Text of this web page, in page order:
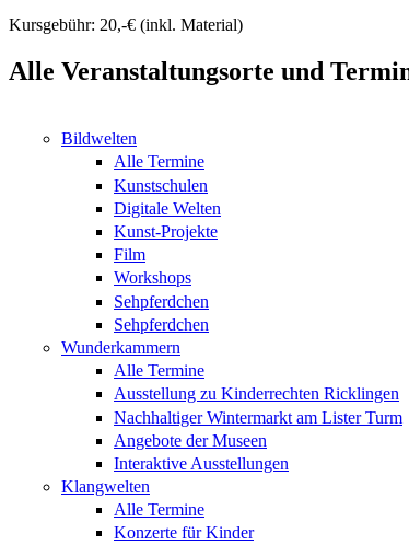
Kursgebühr: 20,-€ (inkl. Material)
Alle Veranstaltungsorte und
Bildwelten
Alle Termine
Kunstschulen
Digitale Welten
Kunst-Projekte
Film
Workshops
Sehpferdchen
Sehpferdchen
Wunderkammern
Alle Termine
Ausstellung zu Kinderrechten Ricklingen
Nachhaltiger Wintermarkt am Lister Turm
Angebote der Museen
Interaktive Ausstellungen
Klangwelten
Alle Termine
Konzerte für Kinder